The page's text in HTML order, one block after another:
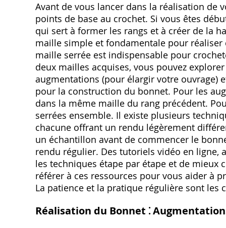
Avant de vous lancer dans la réalisation de
points de base au crochet. Si vous êtes
qui sert à former les rangs et à créer de la
maille simple et fondamentale pour
maille serrée est indispensable pour
deux mailles acquises, vous pouvez
augmentations (pour élargir votre ouvrage)
pour la construction du bonnet. Pour les
dans la même maille du rang précédent.
serrées ensemble. Il existe plusieurs
chacune offrant un rendu légèrement
un échantillon avant de commencer le
rendu régulier. Des tutoriels vidéo en
les techniques étape par étape et de mieux
référer à ces ressources pour vous aider à
La patience et la pratique régulière sont les
Réalisation du Bonnet ⁚